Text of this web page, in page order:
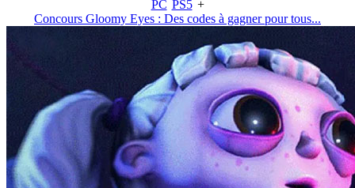
PC PS5 +
Concours Gloomy Eyes : Des codes à gagner pour tous...